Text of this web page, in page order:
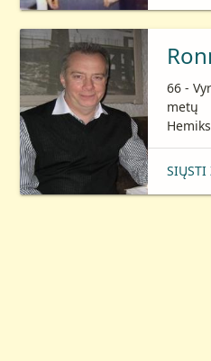
66 -
metų
SIŲSTI